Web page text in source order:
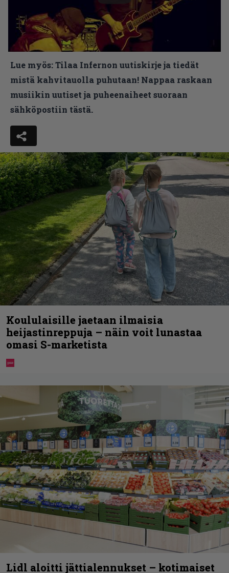
Lue myös:Tilaa Infernon uutiskirje ja tiedät
mistä kahvitauolla puhutaan! Nappaa raskaan
musiikin uutiset ja puheenaiheet suoraan
sähköpostiin tästä.
Koululaisille jaetaan ilmaisia
heijastinreppuja – näin voit lunastaa
omasi S-marketista
Lidl aloitti jättialennukset – kotimaiset